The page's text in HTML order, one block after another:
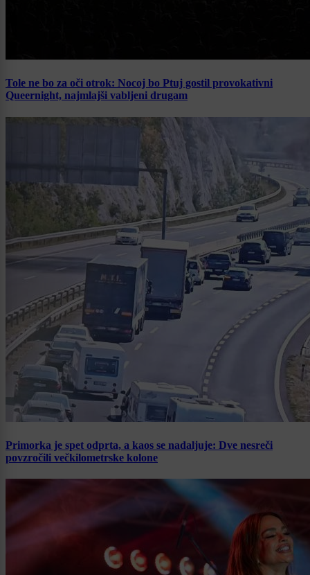
Tole ne bo za oči otrok: Nocoj bo Ptuj gostil provokativni
Queernight, najmlajši vabljeni drugam
Primorka je spet odprta, a kaos se nadaljuje: Dve nesreči
povzročili večkilometrske kolone